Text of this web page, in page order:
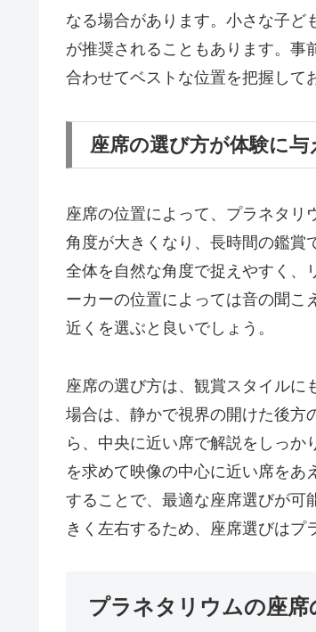
なる場合があります。小さな子ど
が推奨されることもあります。事
合わせてベストな位置を把握して
座席の選び方が体験に与
座席の位置によって、プラネタリ
角度が大きくなり、長時間の鑑賞
全体を自然な角度で捉えやすく、
ーカーの位置によっては音の聞こ
近くを選ぶと良いでしょう。
座席の選び方は、観賞スタイルに
場合は、静かで視界の開けた後方
ら、中央に近い席で解説をしっ
を求めて映像の中心に近い席をあ
することで、最適な座席選びが可
きく左右するため、座席選びはプ
プラネタリウムの座席